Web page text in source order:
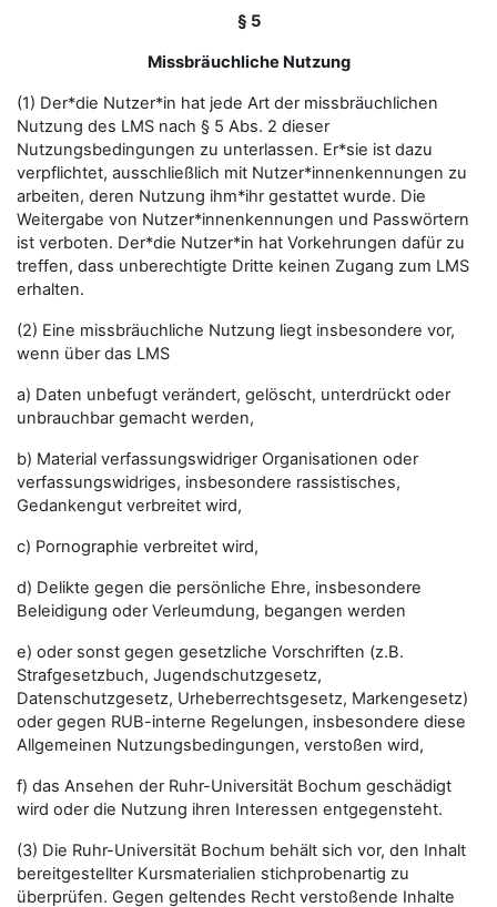
§ 5
Missbräuchliche Nutzung
(1) Der*die Nutzer*in hat jede Art der missbräuchlichen
Nutzung des LMS nach § 5 Abs. 2 dieser
Nutzungsbedingungen zu unterlassen. Er*sie ist dazu
verpflichtet, ausschließlich mit Nutzer*innenkennungen zu
arbeiten, deren Nutzung ihm*ihr gestattet wurde. Die
Weitergabe von Nutzer*innenkennungen und Passwörtern
ist verboten. Der*die Nutzer*in hat Vorkehrungen dafür zu
treffen, dass unberechtigte Dritte keinen Zugang zum LMS
erhalten.
(2) Eine missbräuchliche Nutzung liegt insbesondere vor,
wenn über das LMS
a) Daten unbefugt verändert, gelöscht, unterdrückt oder
unbrauchbar gemacht werden,
b) Material verfassungswidriger Organisationen oder
verfassungswidriges, insbesondere rassistisches,
Gedankengut verbreitet wird,
c) Pornographie verbreitet wird,
d) Delikte gegen die persönliche Ehre, insbesondere
Beleidigung oder Verleumdung, begangen werden
e) oder sonst gegen gesetzliche Vorschriften (z.B.
Strafgesetzbuch, Jugendschutzgesetz,
Datenschutzgesetz, Urheberrechtsgesetz, Markengesetz)
oder gegen RUB-interne Regelungen, insbesondere diese
Allgemeinen Nutzungsbedingungen, verstoßen wird,
f) das Ansehen der Ruhr-Universität Bochum geschädigt
wird oder die Nutzung ihren Interessen entgegensteht.
(3) Die Ruhr-Universität Bochum behält sich vor, den Inhalt
bereitgestellter Kursmaterialien stichprobenartig zu
überprüfen. Gegen geltendes Recht verstoßende Inhalte